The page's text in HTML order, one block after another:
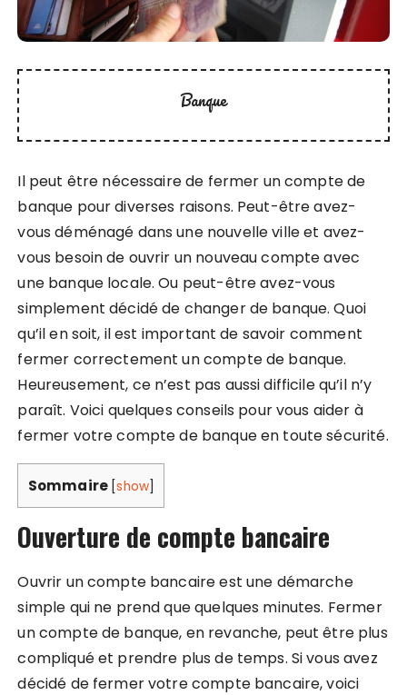
Banque
Il peut être nécessaire de fermer un compte de
banque pour diverses raisons. Peut-être avez-
vous déménagé dans une nouvelle ville et avez-
vous besoin de ouvrir un nouveau compte avec
une banque locale. Ou peut-être avez-vous
simplement décidé de changer de banque. Quoi
qu’il en soit, il est important de savoir comment
fermer correctement un compte de banque.
Heureusement, ce n’est pas aussi difficile qu’il n’y
paraît. Voici quelques conseils pour vous aider à
fermer votre compte de banque en toute sécurité.
Sommaire [show]
Ouverture de compte bancaire
Ouvrir un compte bancaire est une démarche
simple qui ne prend que quelques minutes. Fermer
un compte de banque, en revanche, peut être plus
compliqué et prendre plus de temps. Si vous avez
décidé de fermer votre compte bancaire, voici